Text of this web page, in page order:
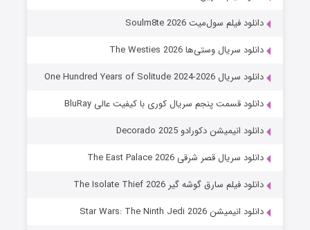
جادوگری در مغولستان
قسمت14 (زیرنویس) منتشر شد
دانلود فیلم سول‌میت Soulm8te 2026
دانلود سریال وستی‌ها The Westies 2026
دانلود سریال One Hundred Years of Solitude 2024-2026
دانلود قسمت پنجم سریال کوری با کیفیت عالی BluRay
دانلود انیمیشن دکورادو Decorado 2025
دانلود سریال قصر شرقی The East Palace 2026
دانلود فیلم سارق گوشه گیر The Isolate Thief 2026
دانلود انیمیشن Star Wars: The Ninth Jedi 2026